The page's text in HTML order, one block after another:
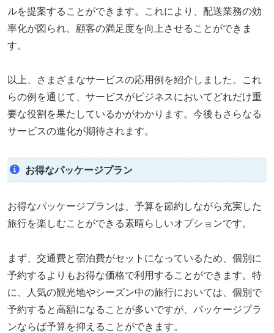
ルを提案することができます。これにより、配送業務の効
率化が図られ、顧客の満足度を向上させることができま
す。
以上、さまざまなサービスの応用例を紹介しました。これ
らの例を通じて、サービスがビジネスにおいてどれだけ重
要な役割を果たしているかがわかります。今後もさらなる
サービスの進化が期待されます。
お得なパッケージプラン
お得なパッケージプランは、予算を節約しながら充実した
旅行を楽しむことができる素晴らしいオプションです。
まず、交通費と宿泊費がセットになっているため、個別に
予約するよりもお得な価格で利用することができます。特
に、人気の観光地やシーズン中の旅行においては、個別で
予約すると高額になることが多いですが、パッケージプラ
ンならば予算を抑えることができます。